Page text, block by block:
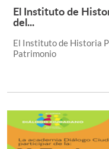
El Instituto de
del...
El Instituto de Historia
Patrimonio